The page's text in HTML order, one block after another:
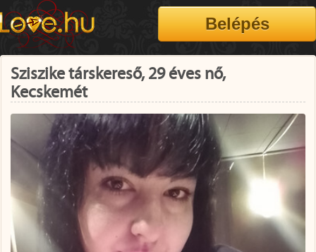
Sziszike társkereső, 29 éves nő,
Kecskemét